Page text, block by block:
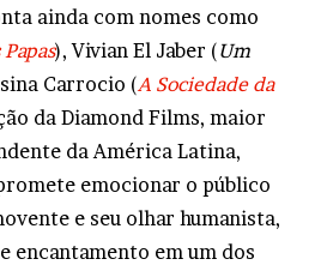
ainda com nomes como
), Vivian El Jaber (Um
Carrocio (A Sociedade da
da Diamond Films, maior
da América Latina,
emocionar o público
e seu olhar humanista,
encantamento em um dos